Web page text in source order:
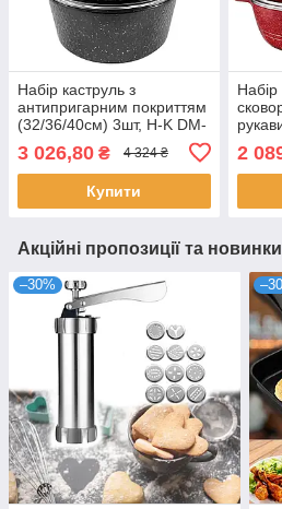
Набір каструль з
антипригарним покриттям
(32/36/40см) 3шт, H-K DM-
6 / Набір посуду / Каструлі
набір
3 026,80 ₴ 4 324 ₴
Купити
Набір
2
Акційні пропозиції та новинки
–30%